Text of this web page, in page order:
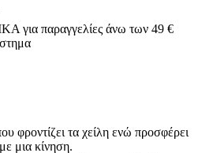
παραγγελίες άνω των 49 €
φροντίζει τα χείλη ενώ προσφέρει
μια κίνηση.